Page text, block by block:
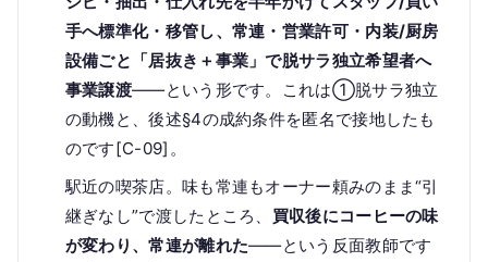
手へ標準化・移管し、常連・営業許可・内装/厨房
設備ごと「居抜き＋事業」で脱サラ独立希望者へ
事業譲渡——という形です。これは①脱サラ独立
の動機と、後述§4の成約条件を匿名で接地したも
のです[C-09]。
駅近の喫茶店。味も常連もオーナー頼みのまま“引
継ぎなし”で渡したところ、 買収後にコーヒーの味
が変わり、常連が離れた——という反面教師です